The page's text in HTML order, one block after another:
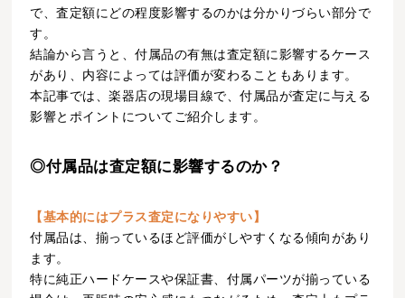
で、査定額にどの程度影響するのかは分かりづらい部分で
す。
結論から言うと、付属品の有無は査定額に影響するケース
があり、内容によっては評価が変わることもあります。
本記事では、楽器店の現場目線で、付属品が査定に与える
影響とポイントについてご紹介します。
◎付属品は査定額に影響するのか？
【基本的にはプラス査定になりやすい】
付属品は、揃っているほど評価がしやすくなる傾向があり
ます。
特に純正ハードケースや保証書、付属パーツが揃っている